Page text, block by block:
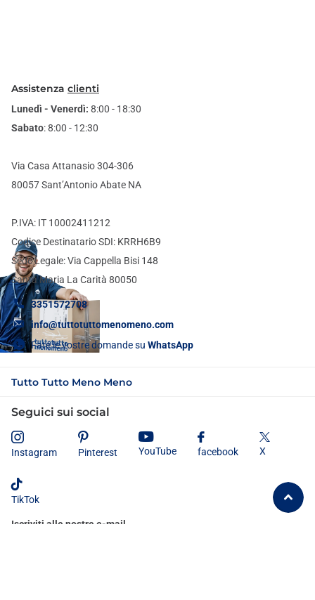
Assistenza clienti
Lunedì - Venerdì: 8:00 - 18:30
Sabato: 8:00 - 12:30
Via Casa Attanasio 304-306
80057 Sant’Antonio Abate NA
P.IVA: IT 10002411212
Codice Destinatario SDI: KRRH6B9
Sede Legale: Via Cappella Bisi 148
Santa Maria La Carità 80050
3351572708
info@tuttotuttomenomeno.com
Fate le vostre domande su WhatsApp
Tutto Tutto Meno Meno
Seguici sui social
Instagram Pinterest YouTube facebook X
TikTok
Iscriviti alle nostre e-mail